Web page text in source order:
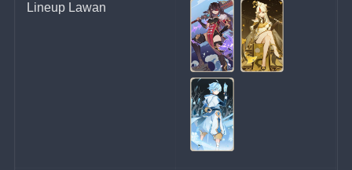
Lineup Lawan